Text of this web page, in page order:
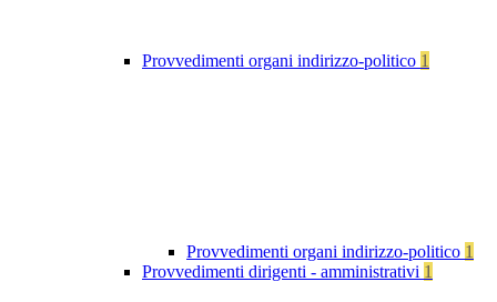
Provvedimenti organi indirizzo-politico 1
Provvedimenti organi indirizzo-politico 1
Provvedimenti dirigenti - amministrativi 1